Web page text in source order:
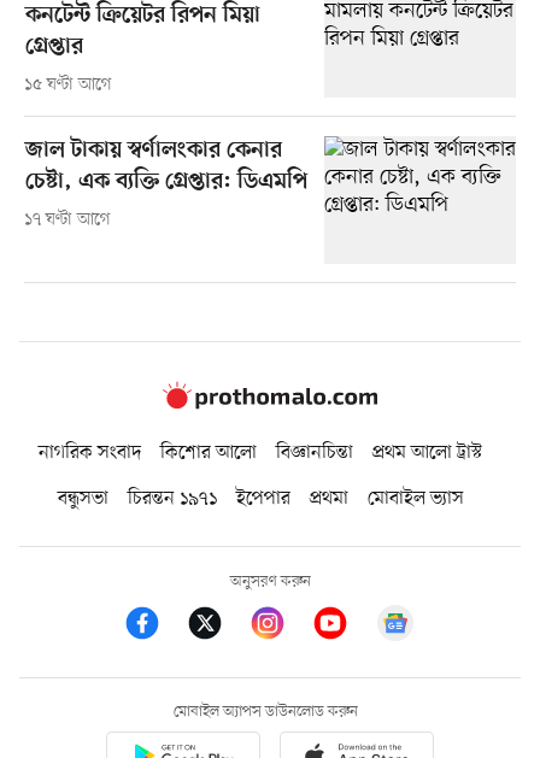
কনটেন্ট ক্রিয়েটর রিপন মিয়া
গ্রেপ্তার
১৫ ঘণ্টা আগে
জাল টাকায় স্বর্ণালংকার কেনার
চেষ্টা, এক ব্যক্তি গ্রেপ্তার: ডিএমপি
১৭ ঘণ্টা আগে
নাগরিক সংবাদ কিশোর আলো বিজ্ঞানচিন্তা
প্রথম আলো ট্রাস্ট
বন্ধুসভা
চিরন্তন ১৯৭১ ইপেপার প্রথমা মোবাইল ভ্যাস
অনুসরণ করুন
মোবাইল অ্যাপস ডাউনলোড করুন